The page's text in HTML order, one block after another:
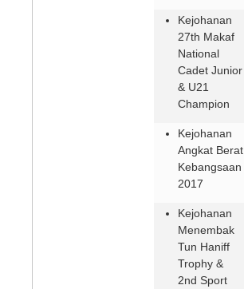
Kejohanan
27th Makaf
National
Cadet Junior
& U21
Champion
Kejohanan
Angkat Berat
Kebangsaan
2017
Kejohanan
Menembak
Tun Haniff
Trophy &
2nd Sport